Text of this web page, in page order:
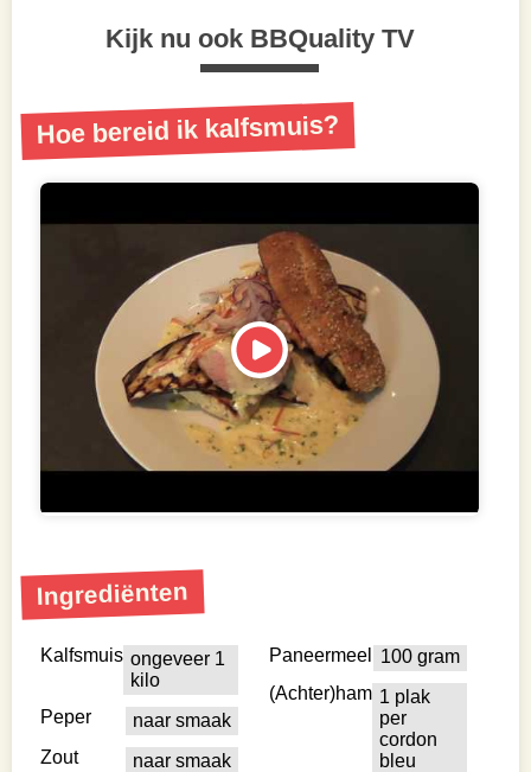
Kijk nu ook BBQuality TV
Hoe bereid ik kalfsmuis?
Ingrediënten
Kalfsmuis ongeveer 1
kilo
Peper
naar smaak
Zout
naar smaak
Paneermeel
100 gram
(Achter)ham 1 plak
per
cordon
bleu